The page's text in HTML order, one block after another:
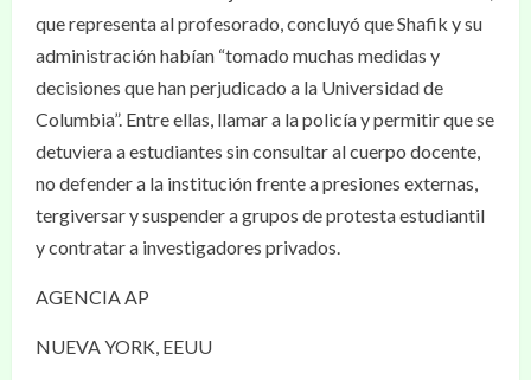
que representa al profesorado, concluyó que Shafik y su
administración habían “tomado muchas medidas y
decisiones que han perjudicado a la Universidad de
Columbia”. Entre ellas, llamar a la policía y permitir que se
detuviera a estudiantes sin consultar al cuerpo docente,
no defender a la institución frente a presiones externas,
tergiversar y suspender a grupos de protesta estudiantil
y contratar a investigadores privados.
AGENCIA AP
NUEVA YORK, EEUU